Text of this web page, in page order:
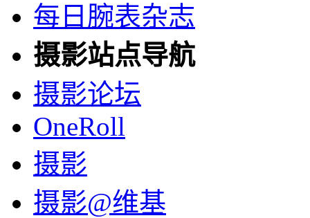
每日腕表杂志
摄影站点导航
摄影论坛
OneRoll
摄影
摄影@维基